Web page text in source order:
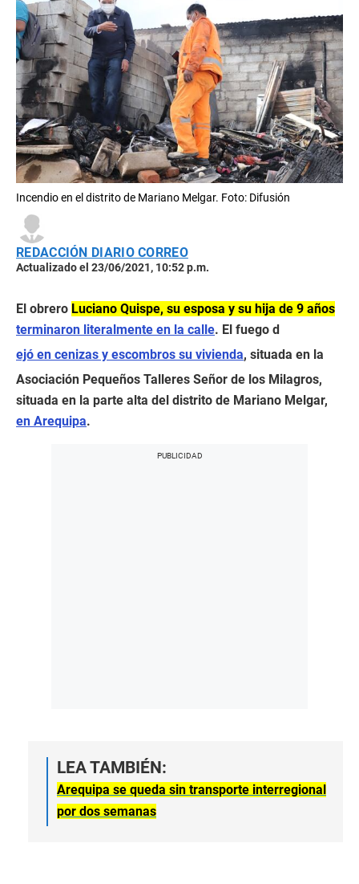
Incendio en el distrito de Mariano Melgar. Foto: Difusión
REDACCIÓN DIARIO CORREO
Actualizado el 23/06/2021, 10:52 p.m.
El obrero Luciano Quispe, su esposa y su hija de 9 años
terminaron literalmente en la calle. El fuego d
ejó en cenizas y escombros su vivienda, situada en la
Asociación Pequeños Talleres Señor de los Milagros,
situada en la parte alta del distrito de Mariano Melgar,
en Arequipa.
LEA TAMBIÉN:
Arequipa se queda sin transporte interregional
por dos semanas